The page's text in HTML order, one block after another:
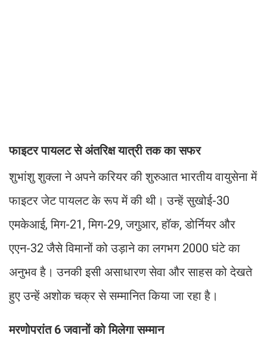
फाइटर पायलट से अंतरिक्ष यात्री तक का सफर
शुभांशु शुक्ला ने अपने करियर की शुरुआत भारतीय वायुसेना में
फाइटर जेट पायलट के रूप में की थी। उन्हें सुखोई-30
एमकेआई, मिग-21, मिग-29, जगुआर, हॉक, डोर्नियर और
एएन-32 जैसे विमानों को उड़ाने का लगभग 2000 घंटे का
अनुभव है। उनकी इसी असाधारण सेवा और साहस को देखते
हुए उन्हें अशोक चक्र से सम्मानित किया जा रहा है।
मरणोपरांत 6 जवानों को मिलेगा सम्मान